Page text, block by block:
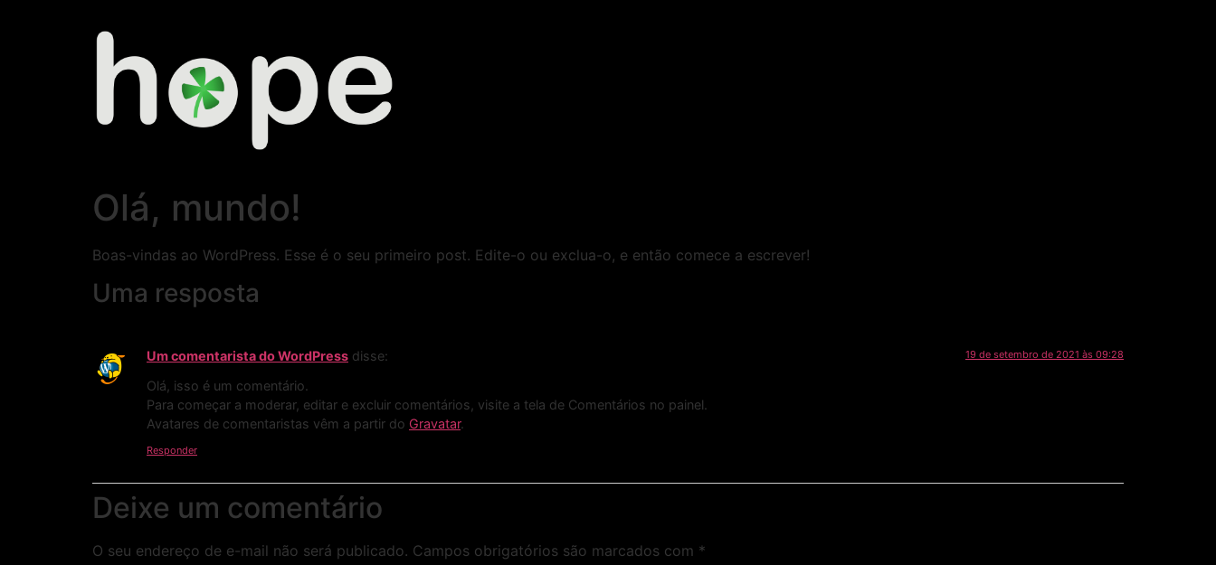
Olá, mundo!
Boas-vindas ao WordPress. Esse é o seu primeiro post. Edite-o ou exclua-o, e então comece a escrever!
Uma resposta
Um comentarista do WordPress disse: 19 de setembro de 2021 às 09:28
Olá, isso é um comentário.
Para começar a moderar, editar e excluir comentários, visite a tela de Comentários no painel.
Avatares de comentaristas vêm a partir do Gravatar.
Responder
Deixe um comentário
O seu endereço de e-mail não será publicado. Campos obrigatórios são marcados com *